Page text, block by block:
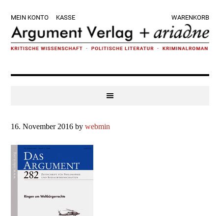
Hauptnavigation
springen
main
content
Hauptsidebar
springen
Fußzeile
springen
MEIN KONTO KASSE WARENKORB
16. November 2016 bywebmin